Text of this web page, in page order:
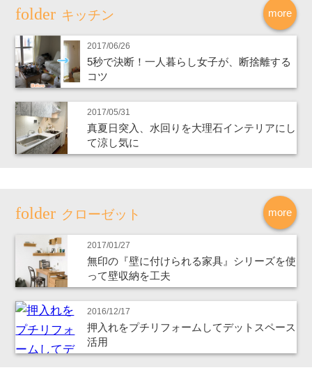
more
キッチン
2017/06/26
5秒で決断！一人暮らし女子が、断捨離する
コツ
2017/05/31
真夏日突入、水回りを大理石インテリアにし
て涼し気に
more
クローゼット
2017/01/27
無印の『壁に付けられる家具』シリーズを使
って壁収納を工夫
2016/12/17
押入れをプチリフォームしてデットスペース
活用